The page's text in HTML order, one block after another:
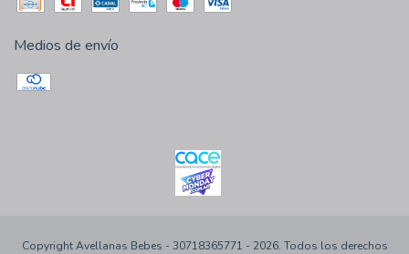
Medios de envío
Copyright Avellanas Bebes - 30718365771 - 2026. Todos los derechos